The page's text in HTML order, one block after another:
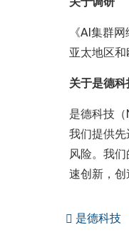
《AI集群网
亚太地区和
关于是德科
是德科技（
我们提供
风险。我
速创新，
是德科技